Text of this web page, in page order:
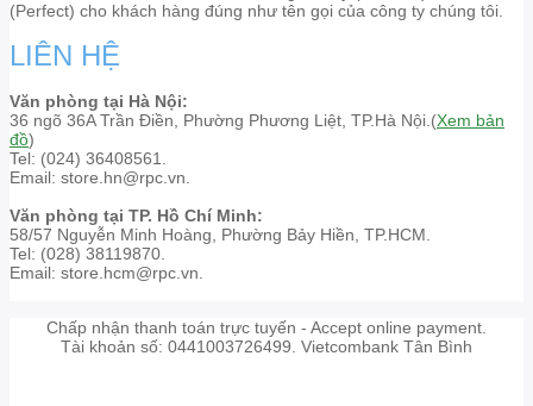
(Perfect) cho khách hàng đúng như tên gọi của công ty chúng tôi.
LIÊN HỆ
Văn phòng tại Hà Nội:
36 ngõ 36A Trần Điền, Phường Phương Liệt, TP.Hà Nội.(Xem bản
đồ)
Tel: (024) 36408561.
Email: store.hn@rpc.vn.
Văn phòng tại TP. Hồ Chí Minh:
58/57 Nguyễn Minh Hoàng, Phường Bảy Hiền, TP.HCM.
Tel: (028) 38119870.
Email: store.hcm@rpc.vn.
Chấp nhận thanh toán trực tuyến - Accept online payment.
Tài khoản số: 0441003726499. Vietcombank Tân Bình